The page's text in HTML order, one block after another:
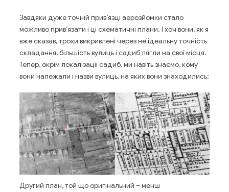
Завдяки дуже точній прив’язці аерозйомки стало
можливо прив’язати і ці схематичні плани. І хоч вони, як я
вже сказав, трохи викривлені через не ідеальну точність
складання, більшість вулиць і садиб лягли на свої місця.
Тепер, окрім локалізації садиб, ми навіть знаємо, кому
вони належали і назви вулиць, на яких вони знаходились:
Другий план, той що оригінальний – менш